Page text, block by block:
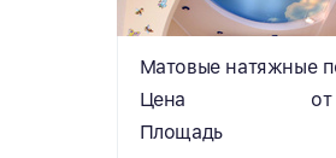
Матовые натяжные
Цена
Площадь